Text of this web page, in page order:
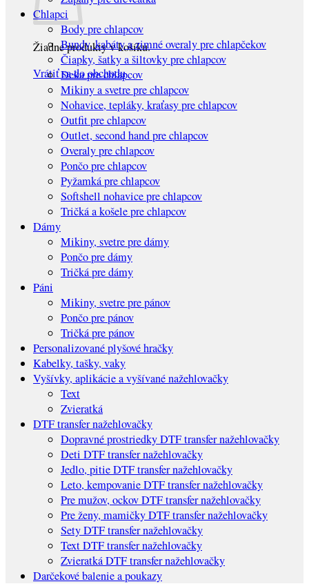
Žiadne produkty v košíku.
Vrátiť sa do obchodu
Chlapci
Body pre chlapcov
Bundy, kabáty a zimné overaly pre chlapčekov
Čiapky, šatky a šiltovky pre chlapcov
Deka pre chlapcov
Mikiny a svetre pre chlapcov
Nohavice, tepláky, kraťasy pre chlapcov
Outfit pre chlapcov
Outlet, second hand pre chlapcov
Overaly pre chlapcov
Pončo pre chlapcov
Pyžamká pre chlapcov
Softshell nohavice pre chlapcov
Tričká a košele pre chlapcov
Dámy
Mikiny, svetre pre dámy
Pončo pre dámy
Tričká pre dámy
Páni
Mikiny, svetre pre pánov
Pončo pre pánov
Tričká pre pánov
Personalizované plyšové hračky
Kabelky, tašky, vaky
Vyšívky, aplikácie a vyšívané nažehlovačky
Text
Zvieratká
DTF transfer nažehlovačky
Dopravné prostriedky DTF transfer nažehlovačky
Deti DTF transfer nažehlovačky
Jedlo, pitie DTF transfer nažehlovačky
Leto, kempovanie DTF transfer nažehlovačky
Pre mužov, ockov DTF transfer nažehlovačky
Pre ženy, mamičky DTF transfer nažehlovačky
Sety DTF transfer nažehlovačky
Text DTF transfer nažehlovačky
Zvieratká DTF transfer nažehlovačky
Darčekové balenie a poukazy